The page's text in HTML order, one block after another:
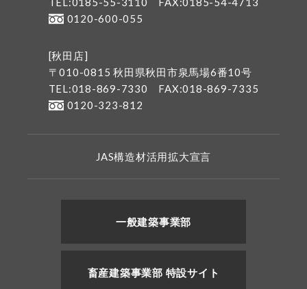
0120-600-055
[秋田店]
〒010-0815 秋田県秋田市泉馬場6番10号
TEL:018-869-7330
FAX:018-869-7335
0120-323-812
JAS構造材活用拡大宣言
一般建築事業部
畜産建築事業部 特設サイト